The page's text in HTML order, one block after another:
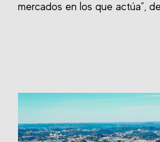
mercados en los que actúa”,